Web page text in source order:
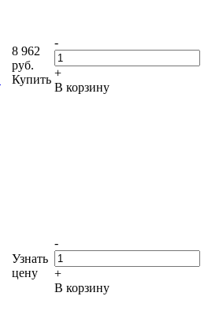
8 962
руб.
Купить
-
+
В корзину
Узнать
цену
-
+
В корзину